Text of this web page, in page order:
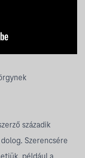
századik
Szerencsére